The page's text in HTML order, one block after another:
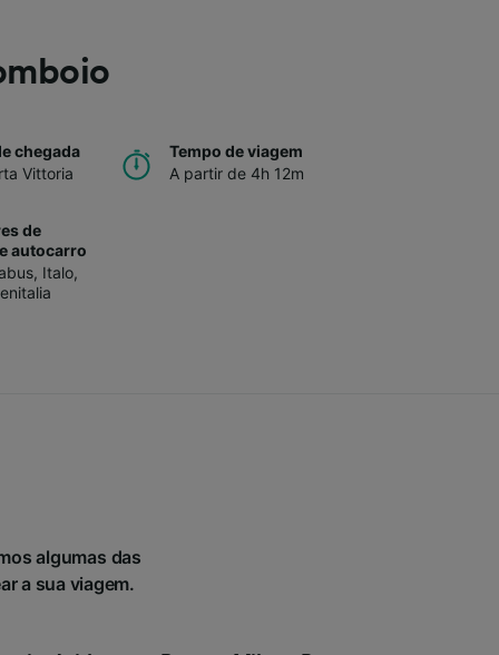
chegada
Vittoria
Tempo de viagem
A partir de 4h 12m
de
autocarro
, Italo,
algumas das
a sua viagem.